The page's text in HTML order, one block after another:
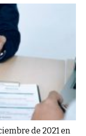
de 2021 en